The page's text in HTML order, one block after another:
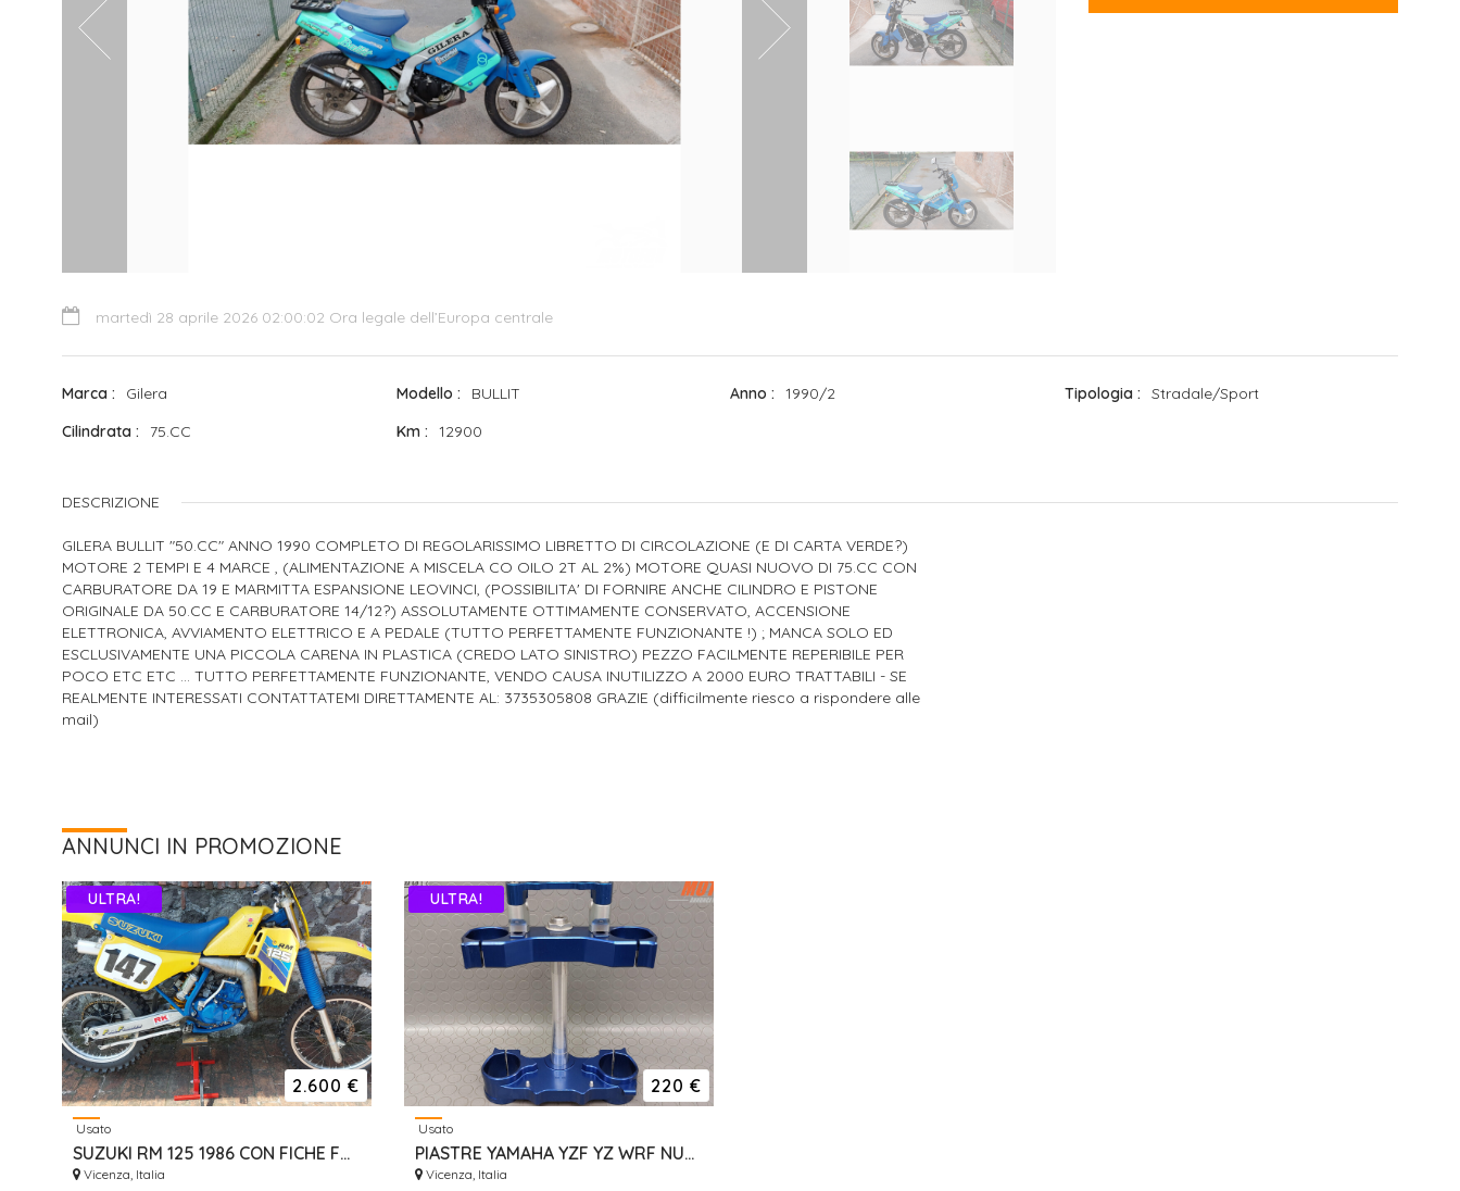
martedì 28 aprile 2026 02:00:02 Ora legale dell’Europa centrale
Marca Gilera Modello BULLIT Anno 1990/2 Tipologia
Stradale/Sport
Cilindrata
75.CC Km 12900
DESCRIZIONE
GILERA BULLIT "50.CC" ANNO 1990 COMPLETO DI REGOLARISSIMO LIBRETTO DI CIRCOLAZIONE (E DI CARTA VERDE?)
MOTORE 2 TEMPI E 4 MARCE , (ALIMENTAZIONE A MISCELA CO OILO 2T AL 2%) MOTORE QUASI NUOVO DI 75.CC CON
CARBURATORE DA 19 E MARMITTA ESPANSIONE LEOVINCI, (POSSIBILITA' DI FORNIRE ANCHE CILINDRO E PISTONE
ORIGINALE DA 50.CC E CARBURATORE 14/12?) ASSOLUTAMENTE OTTIMAMENTE CONSERVATO, ACCENSIONE
ELETTRONICA, AVVIAMENTO ELETTRICO E A PEDALE (TUTTO PERFETTAMENTE FUNZIONANTE !) ; MANCA SOLO ED
ESCLUSIVAMENTE UNA PICCOLA CARENA IN PLASTICA (CREDO LATO SINISTRO) PEZZO FACILMENTE REPERIBILE PER
POCO ETC ETC ... TUTTO PERFETTAMENTE FUNZIONANTE, VENDO CAUSA INUTILIZZO A 2000 EURO TRATTABILI - SE
REALMENTE INTERESSATI CONTATTATEMI DIRETTAMENTE AL: 3735305808 GRAZIE (difficilmente riesco a rispondere alle
mail)
ANNUNCI IN PROMOZIONE
2.600 €
ULTRA!
Usato
SUZUKI RM 125 1986 CON FICHE FMI DA VETRINA
Vicenza, Italia
220 €
ULTRA!
Usato
PIASTRE YAMAHA YZF YZ WRF NUOVE ERGAL GECO RISER
Vicenza, Italia